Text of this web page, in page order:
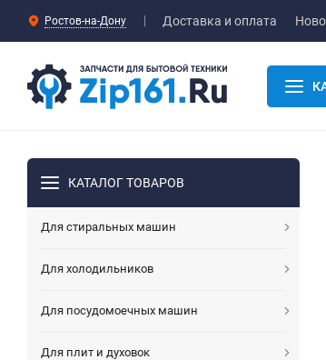
Ростов-на-Дону Доставка и оплата
КАТАЛОГ ТОВАРОВ
Для стиральных машин
Для холодильников
Для посудомоечных машин
Для плит и духовок